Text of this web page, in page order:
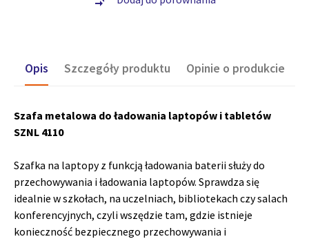
Opis Szczegóły produktu Opinie o produkcie
Szafa metalowa do ładowania laptopów i tabletów
SZNL 4110
Szafka na laptopy z funkcją ładowania baterii służy do
przechowywania i ładowania laptopów. Sprawdza się
idealnie w szkołach, na uczelniach, bibliotekach czy salach
konferencyjnych, czyli wszędzie tam, gdzie istnieje
konieczność bezpiecznego przechowywania i